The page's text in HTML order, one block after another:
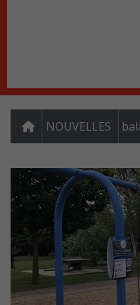
NOUVELLES